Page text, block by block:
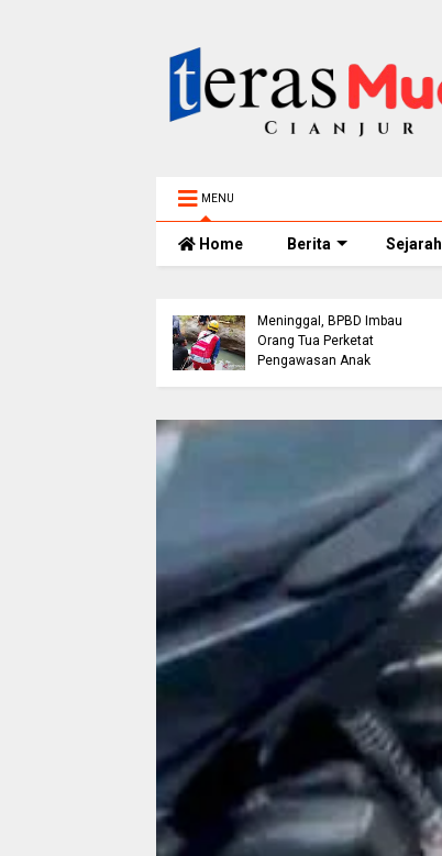
MENU
Home Berita Sejarah
Meninggal, BPBD Imbau
Orang Tua Perketat
Pengawasan Anak